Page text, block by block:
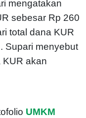
mengatakan
sebesar Rp 260
total dana KUR
Supari menyebut
akan
UMKM